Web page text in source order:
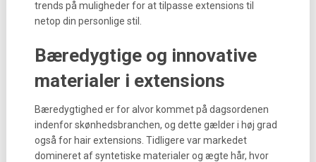
trends på muligheder for at tilpasse extensions til
netop din personlige stil.
Bæredygtige og innovative
materialer i extensions
Bæredygtighed er for alvor kommet på dagsordenen
indenfor skønhedsbranchen, og dette gælder i høj grad
også for hair extensions. Tidligere var markedet
domineret af syntetiske materialer og ægte hår, hvor